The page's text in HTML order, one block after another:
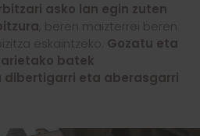
asko lan egin zuten
, beren maizterrei beren
eskaintzeko. Gozatu eta
batek
eta aberasgarri